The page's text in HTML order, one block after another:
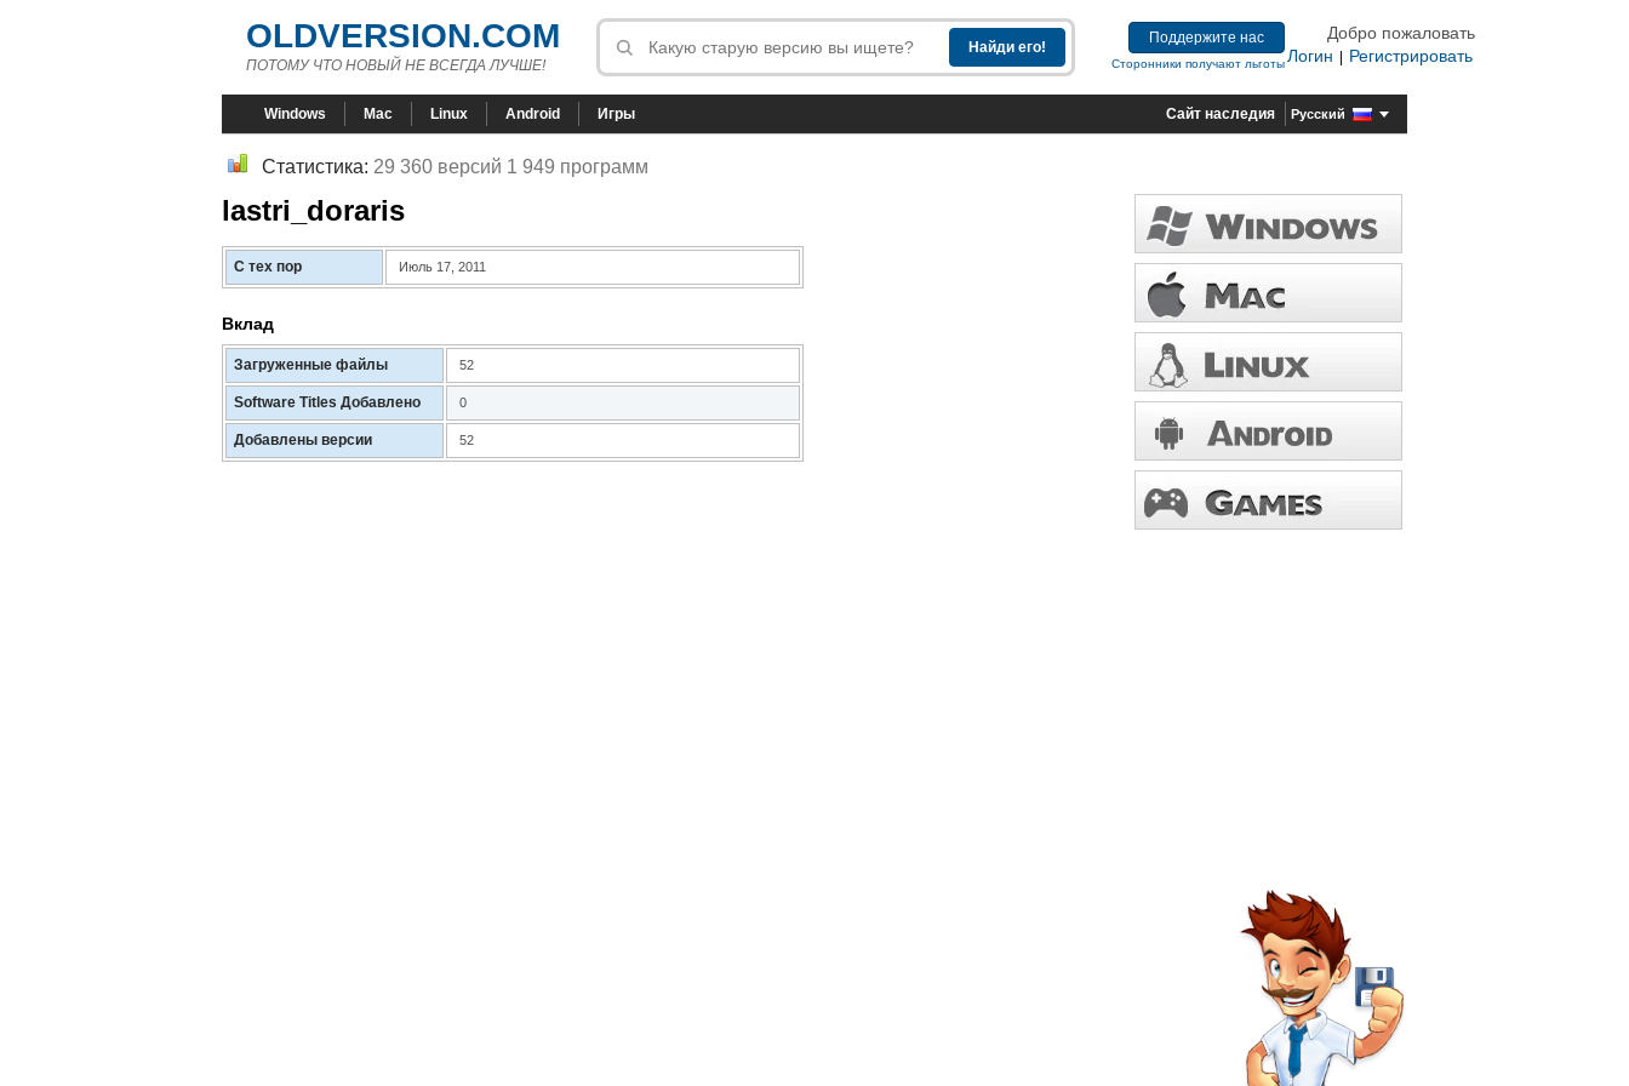
OLDVERSION.COM
ПОТОМУ ЧТО НОВЫЙ НЕ ВСЕГДА ЛУЧШЕ!
Поддержите нас
Сторонники получают льготы
Добро пожаловать
Логин
Регистрировать
Windows Mac Linux Android Игры Сайт наследия Русский
Статистика: 29 360 версий 1 949 программ
lastri_doraris
С тех пор Июль 17, 2011
Вклад
Загруженные файлы 52
Software Titles Добавлено 0
Добавлены версии 52